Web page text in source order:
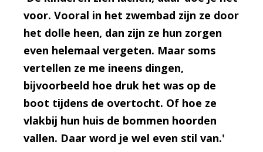
voor. Vooral in het zwembad zijn ze door
het dolle heen, dan zijn ze hun zorgen
even helemaal vergeten. Maar soms
vertellen ze me ineens dingen,
bijvoorbeeld hoe druk het was op de
boot tijdens de overtocht. Of hoe ze
vlakbij hun huis de bommen hoorden
vallen. Daar word je wel even stil van.'